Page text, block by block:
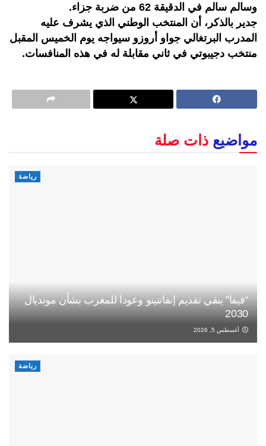
وسالم سالم في الدقيقة 62 من ضربة جزاء.
جدير بالذكر، أن المنتخب الوطني الذي يشرف عليه
المدرب البرتغالي جواو أروزو سيواجه يوم الخميس المقبل
منتخب دجيبوتي في ثاني مقابلة له في هذه المنافسات.
مواضيع ذات صلة
رياضة
“فيفا” ينفي تقديم إنفانتينو وعودا للمغرب بشأن مونديال
2030
أغسطس 5, 2026
رياضة